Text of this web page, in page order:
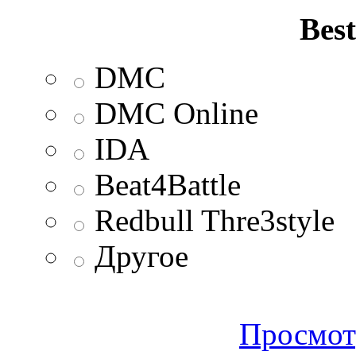
DMC
DMC Online
IDA
Beat4Battle
Redbull Thre3style
Другое